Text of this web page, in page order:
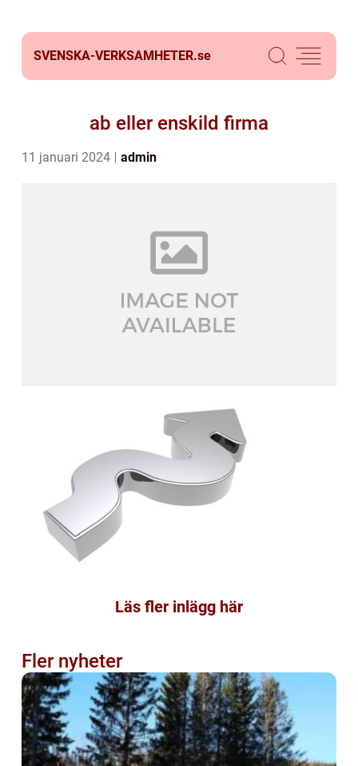
SVENSKA-VERKSAMHETER.se
ab eller enskild firma
11 januari 2024 admin
Läs fler inlägg här
Fler nyheter